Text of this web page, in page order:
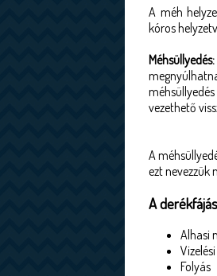
A méh
kóros
Méhsüllyedés:
vezethető
A
ezt nevezzük
A
Alhasi
Folyás